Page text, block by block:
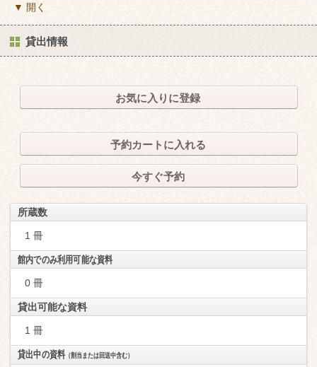
▼ 開く
貸出情報
お気に入りに登録
予約カートに入れる
今すぐ予約
所蔵数
1 冊
館内でのみ利用可能な資料
0 冊
貸出可能な資料
1 冊
貸出中の資料（割当または回送中含む）